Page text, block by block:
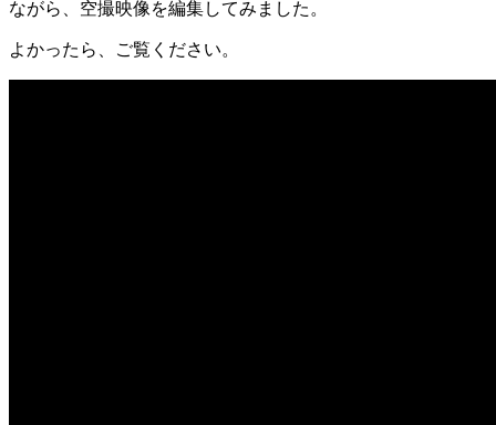
ながら、空撮映像を編集してみました。
よかったら、ご覧ください。